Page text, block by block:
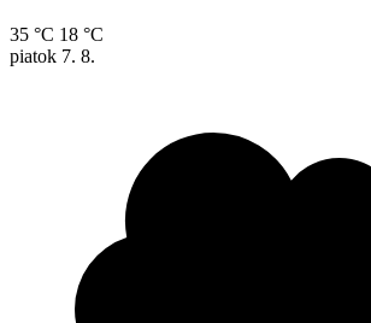
35 °C 18 °C
piatok 7. 8.